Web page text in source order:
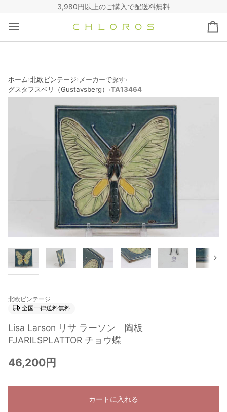
3,980円以上のご購入で配送料無料
カ
ー
ホーム›北欧ビンテージ› メーカーで探す›
グスタフスベリ（Gustavsberg） ›TA13464
次
北欧ビンテージ
全国一律送料無料
Lisa Larson リサ ラーソン 陶板
FJARILSPLATTOR チョウ蝶
46,200円
カートに入れる